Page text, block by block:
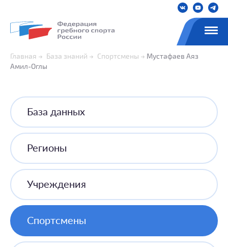
Главная База знаний Спортсмены
Мустафаев Аяз
Амил-Оглы
База данных
Регионы
Учреждения
Спортсмены